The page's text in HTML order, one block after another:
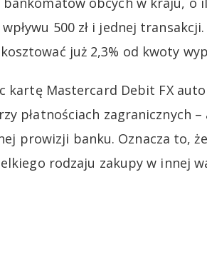
500 zł i jednej transakcji.
już 2,3% od kwoty
kartę Mastercard Debit FX
płatnościach zagranicznych –
prowizji banku. Oznacza to,
rodzaju zakupy w innej